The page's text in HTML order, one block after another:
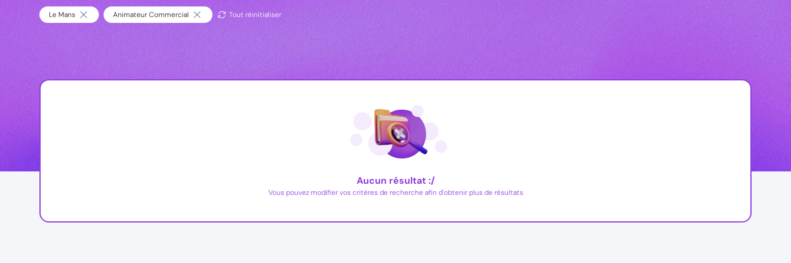
Le Mans Animateur Commercial Tout réinitialiser
Aucun résultat :/
Vous pouvez modifier vos critères de recherche afin d'obtenir plus de résultats